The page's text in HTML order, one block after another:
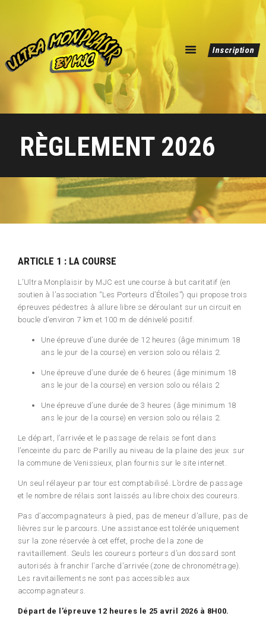
Inscription
RÈGLEMENT 2026
ULTRA MONPLAISIR BY MJC
dépassez vous !
Editions Précédentes
ARTICLE 1 : LA COURSE
L’Ultra Monplaisir by MJC est une course à but caritatif (en
soutien à l’association “Les Porteurs d’Étoiles”) qui propose trois
épreuves pédestres à allure libre se déroulant sur un circuit en
boucle d’environ 7 km et 100 m de dénivelé positif.
Une épreuve d’une durée de 12 heures (âge minimum 18
ans le jour de la course) en version solo ou rélais 2.
Une épreuve d’une durée de 6 heures (âge minimum 18
ans le jour de la course) en version solo ou rélais 2
Une épreuve d’une durée de 3 heures (âge minimum 18
ans le jour de la course) en version solo ou rélais 2.
Le départ, l’arrivée et le passage de relais se font dans
l’enceinte du parc de Parilly au niveau de la plaine des jeux sur
la commune de Venissieux, plan fournis sur le site internet.
Un seul rélayeur par tour est comptabilisé. L’ordre de passage
et le nombre de rélais sont laissés au libre choix des coureurs.
Pas d’accompagnateurs à pied, pas de meneur d’allure, pas de
lièvres sur le parcours. Une assistance est tolérée uniquement
sur la zone réservée à cet effet, proche de la zone de
ravitaillement. Seuls les coureurs porteurs d’un dossard sont
autorisés à franchir l’arche d’arrivée (zone de chronométrage).
Les ravitaillements ne sont pas accessibles aux
accompagnateurs.
Départ de l’épreuve 12 heures le 25 avril 2026 à 8H00.